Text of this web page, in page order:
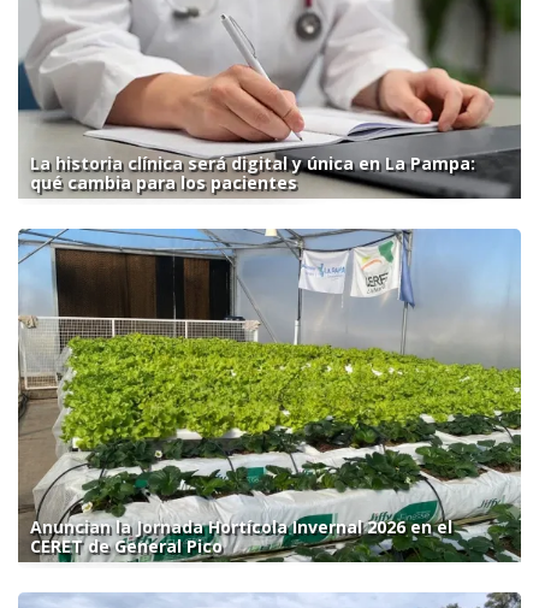
La historia clínica será digital y única en La Pampa:
qué cambia para los pacientes
Anuncian la Jornada Hortícola Invernal 2026 en el
CERET de General Pico